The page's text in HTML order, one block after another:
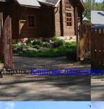
Клинское благочиние